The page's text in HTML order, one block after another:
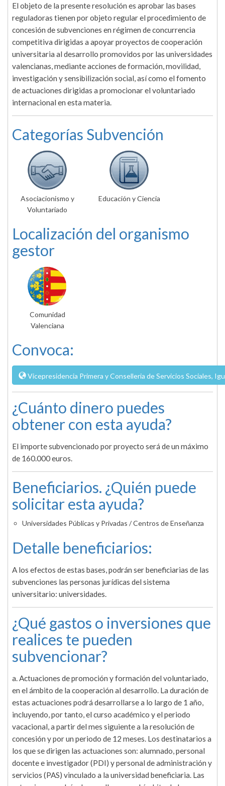
El objeto de la presente resolución es aprobar las bases
reguladoras tienen por objeto regular el procedimiento de
concesión de subvenciones en régimen de concurrencia
competitiva dirigidas a apoyar proyectos de cooperación
universitaria al desarrollo promovidos por las universidades
valencianas, mediante acciones de formación, movilidad,
investigación y sensibilización social, así como el fomento
de actuaciones dirigidas a promocionar el voluntariado
internacional en esta materia.
Categorías Subvención
Asociacionismo y
Voluntariado
Educación y Ciencia
Localización del organismo
gestor
Comunidad
Valenciana
Convoca:
Vicepresidencia Primera y Conselleria de Servicios Sociales,
¿Cuánto dinero puedes
obtener con esta ayuda?
El importe subvencionado por proyecto será de un máximo
de 160.000 euros.
Beneficiarios. ¿Quién puede
solicitar esta ayuda?
Universidades Públicas y Privadas / Centros de Enseñanza
Detalle beneficiarios:
A los efectos de estas bases, podrán ser beneficiarias de las
subvenciones las personas jurídicas del sistema
universitario: universidades.
¿Qué gastos o inversiones que
realices te pueden
subvencionar?
a. Actuaciones de promoción y formación del voluntariado,
en el ámbito de la cooperación al desarrollo. La duración de
estas actuaciones podrá desarrollarse a lo largo de 1 año,
incluyendo, por tanto, el curso académico y el periodo
vacacional, a partir del mes siguiente a la resolución de
concesión y por un periodo de 12 meses. Los destinatarios a
los que se dirigen las actuaciones son: alumnado, personal
docente e investigador (PDI) y personal de administración y
servicios (PAS) vinculado a la universidad beneficiaria. Las